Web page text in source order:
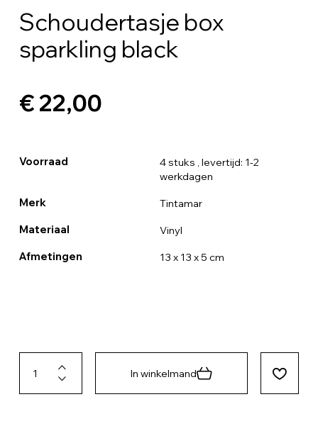
Schoudertasje box
sparkling black
€ 22,00
Voorraad 4 stuks , levertijd: 1-2
werkdagen
Merk Tintamar
Materiaal Vinyl
Afmetingen 13 x 13 x 5 cm
In winkelmand